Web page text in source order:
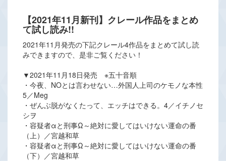
【2021年11月新刊】クレール作品をまとめ
て試し読み!!
2021年11月発売の下記クレール4作品をまとめて試し読
みできますので、是非ご覧ください！
▼2021年11月18日発売 ※五十音順
・今夜、NOとは言わせない…外国人上司のケモノな本性
5／Meg
・ぜんぶ脱がなくたって、エッチはできる。4／イチノセ
シヲ
・容疑者αと刑事Ω～絶対に愛してはいけない運命の番
（上）／宮越和草
・容疑者αと刑事Ω～絶対に愛してはいけない運命の番
（下）／宮越和草